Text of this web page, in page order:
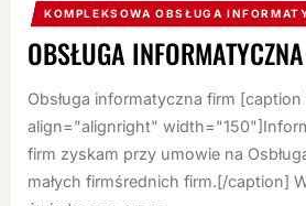
KOMPLEKSOWA OBSŁUGA
OBSŁUGA
Obsługa informatyczna firm
align="alignright"
firm zyskam przy umowie na
małych firmśrednich firm.[/caption]